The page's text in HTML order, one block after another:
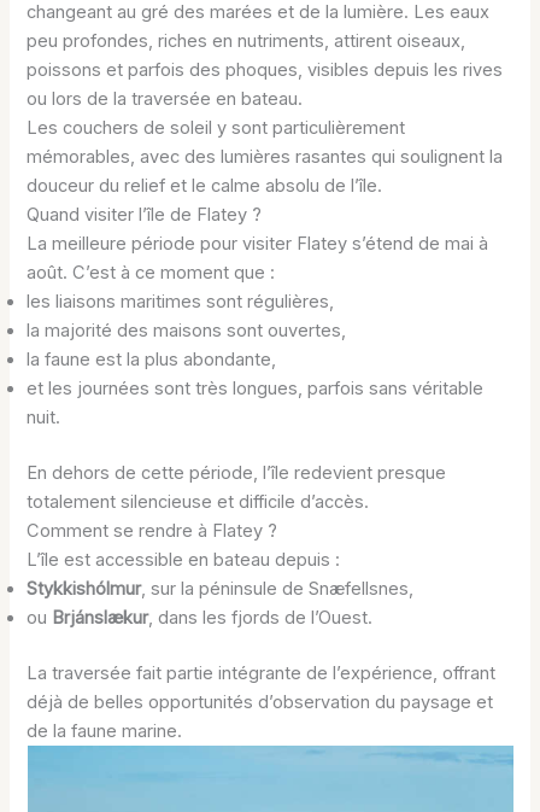
changeant au gré des marées et de la lumière. Les eaux
peu profondes, riches en nutriments, attirent oiseaux,
poissons et parfois des phoques, visibles depuis les rives
ou lors de la traversée en bateau.
Les couchers de soleil y sont particulièrement
mémorables, avec des lumières rasantes qui soulignent la
douceur du relief et le calme absolu de l’île.
Quand visiter l’île de Flatey ?
La meilleure période pour visiter Flatey s’étend de mai à
août. C’est à ce moment que :
les liaisons maritimes sont régulières,
la majorité des maisons sont ouvertes,
la faune est la plus abondante,
et les journées sont très longues, parfois sans véritable
nuit.
En dehors de cette période, l’île redevient presque
totalement silencieuse et difficile d’accès.
Comment se rendre à Flatey ?
L’île est accessible en bateau depuis :
Stykkishólmur, sur la péninsule de Snæfellsnes,
ou Brjánslækur, dans les fjords de l’Ouest.
La traversée fait partie intégrante de l’expérience, offrant
déjà de belles opportunités d’observation du paysage et
de la faune marine.